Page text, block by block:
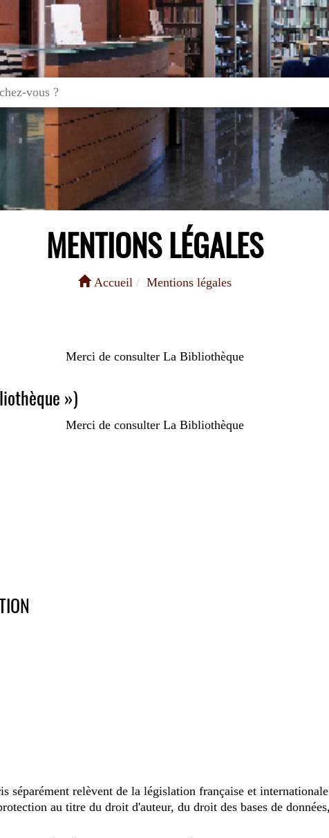
MENTIONS LÉGALES
Accueil Mentions légales
Merci de consulter La Bibliothèque
»)
Merci de consulter La Bibliothèque
séparément relèvent de la législation française et
au titre du droit d'auteur, du droit des bases de